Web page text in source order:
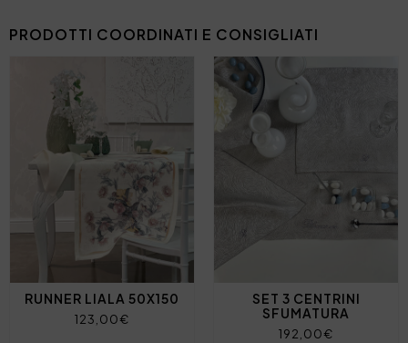
PRODOTTI COORDINATI E CONSIGLIATI
RUNNER LIALA 50X150
123,00€
SET 3 CENTRINI
SFUMATURA
192,00€